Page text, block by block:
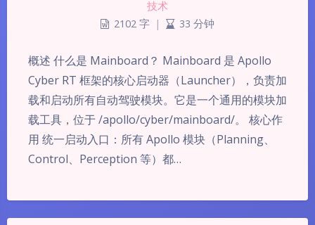
技术
2102 字 | 33 分钟
概述 什么是 Mainboard？ Mainboard 是 Apollo
Cyber RT 框架的核心启动器（Launcher），负责加
载和启动所有自动驾驶模块。它是一个通用的模块加
载工具，位于 /apollo/cyber/mainboard/。 核心作
用 统一启动入口：所有 Apollo 模块（Planning、
Control、Perception 等）都…